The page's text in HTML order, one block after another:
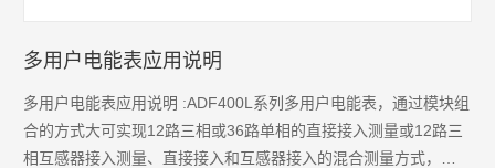
多用户电能表应用说明
多用户电能表应用说明 :ADF400L系列多用户电能表，通过模块组
合的方式大可实现12路三相或36路单相的直接接入测量或12路三
相互感器接入测量、直接接入和互感器接入的混合测量方式，该